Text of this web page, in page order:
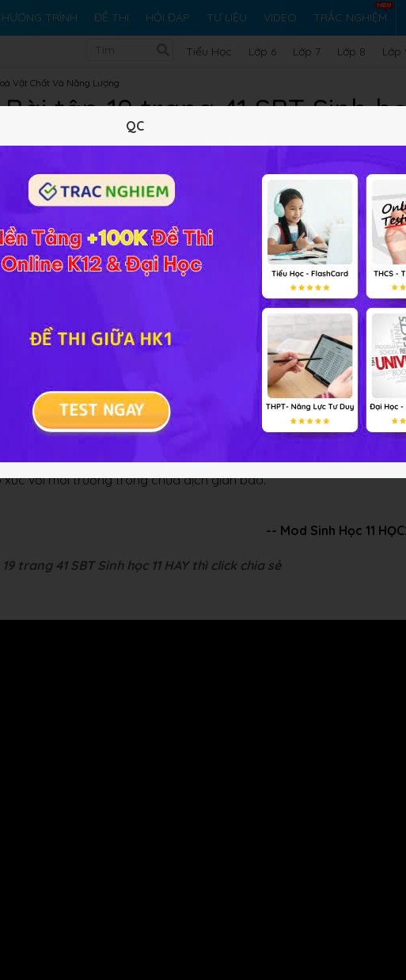
TRÌNH ĐỀ THI HỎI ĐÁP TƯ LIỆU VIDEO TRẮC NGHIỆM
Tiểu Học Lớp 6 Lớp 7 Lớp 8 Lớp
Vật Chất Và Năng Lượng
Bài tập 19 trang 41 SBT Sinh
10 trắc nghiệm
Lý thuyết 10Trắc nghiệm 22BT SGK 225
11
với môi trường trong chứa
Giải bài tập Sinh học 11 Bài 20
xúc với môi trường trong chứa dịch gian bào.
-- Mod Sinh Học 11
trang 41 SBT Sinh học 11 HAY thì click chia sẻ
QC